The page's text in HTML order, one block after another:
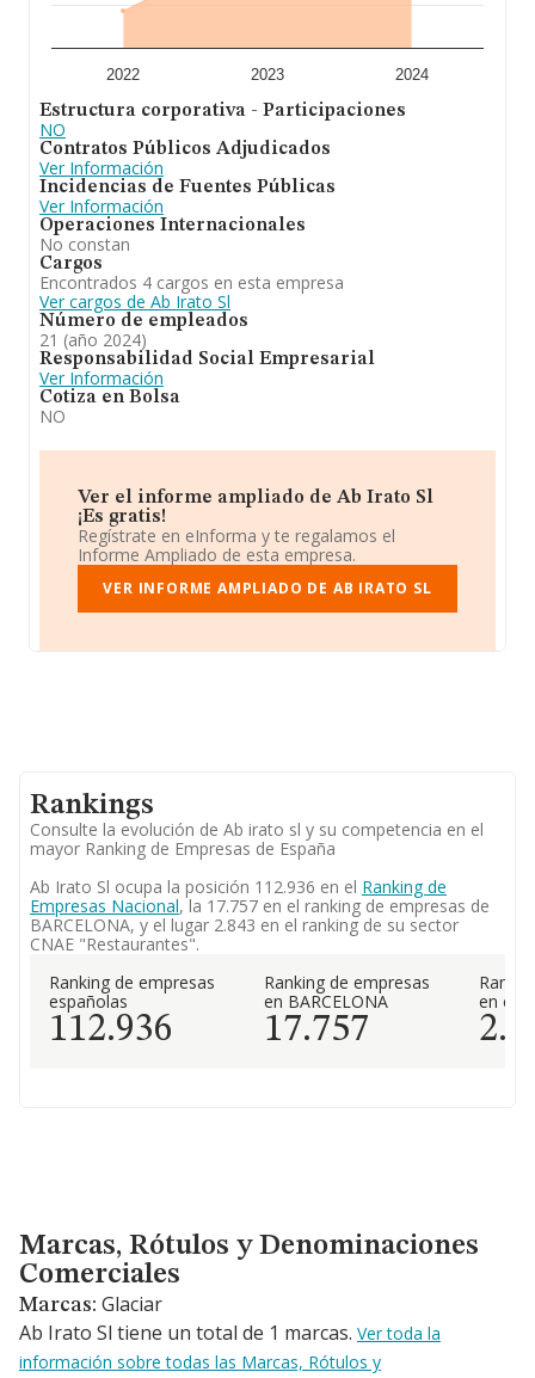
2022 2023 2024
Estructura corporativa - Participaciones
NO
Contratos Públicos Adjudicados
Ver Información
Incidencias de Fuentes Públicas
Ver Información
Operaciones Internacionales
No constan
Cargos
Encontrados 4 cargos en esta empresa
Ver cargos de Ab Irato Sl
Número de empleados
21 (año 2024)
Responsabilidad Social Empresarial
Ver Información
Cotiza en Bolsa
NO
Ver el informe ampliado de Ab Irato Sl
¡Es gratis!
Regístrate en eInforma y te regalamos el
Informe Ampliado de esta empresa.
VER INFORME AMPLIADO DE AB IRATO SL
Rankings
Consulte la evolución de Ab irato sl y su competencia en el
mayor Ranking de Empresas de España
Ab Irato Sl ocupa la posición 112.936 en el Ranking de
Empresas Nacional, la 17.757 en el ranking de empresas de
BARCELONA, y el lugar 2.843 en el ranking de su sector
CNAE "Restaurantes".
Ranking de empresas
españolas
112.936
Ranking de empresas
en BARCELONA
17.757
en el
Marcas, Rótulos y Denominaciones Comerciales
Marcas, Rótulos y Denominaciones
Comerciales
Marcas: Glaciar
Ab Irato Sl tiene un total de 1 marcas. Ver toda la
información sobre todas las Marcas, Rótulos y